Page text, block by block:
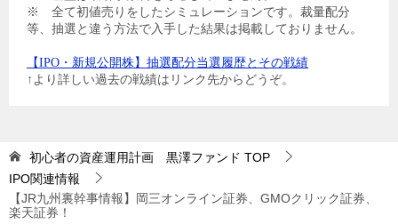
※ 全て初値売りをしたシミュレーションです。裁量配分
等、抽選と違う方法で入手した結果は掲載しておりません。
【IPO・新規公開株】抽選配分当選履歴とその戦績
↑より詳しい過去の戦績はリンク先からどうぞ。
初心者の資産運用計画 黒澤ファンド TOP
IPO関連情報
【JR九州裏幹事情報】岡三オンライン証券、GMOクリック証券、
楽天証券！